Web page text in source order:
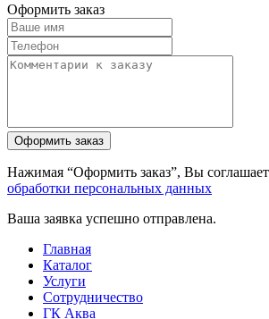
Оформить заказ
Нажимая “Оформить заказ”, Вы
обработки персональных данных
Ваша заявка успешно отправлена.
Главная
Каталог
Услуги
Сотрудничество
ГК Аква